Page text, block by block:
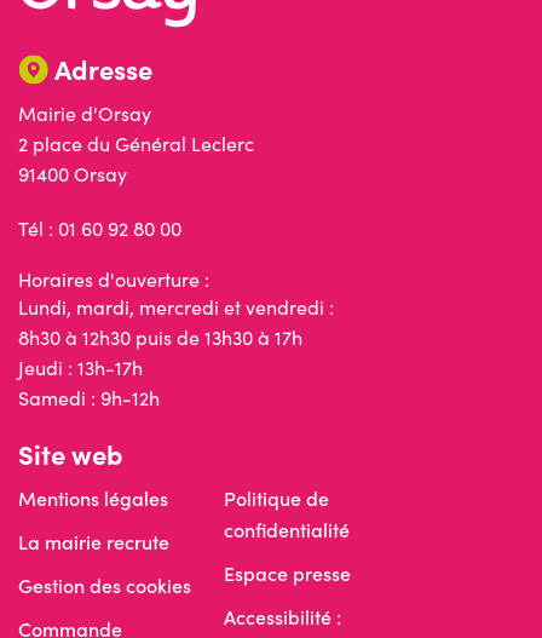
Adresse
Mairie d'Orsay
2 place du Général Leclerc
91400 Orsay
Tél : 01 60 92 80 00
Horaires d'ouverture :
Lundi, mardi, mercredi et vendredi :
8h30 à 12h30 puis de 13h30 à 17h
Jeudi : 13h-17h
Samedi : 9h-12h
Site web
Mentions légales
La mairie recrute
Gestion des cookies
Commande
Politique de
confidentialité
Espace presse
Accessibilité :